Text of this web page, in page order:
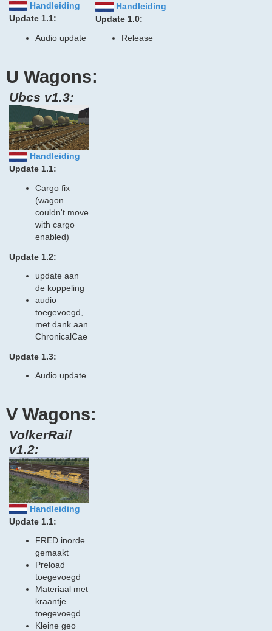
Handleiding
Update 1.1:
Audio update
Handleiding
Update 1.0:
Release
U Wagons:
Ubcs v1.3:
Handleiding
Update 1.1:
Cargo fix
(wagon
couldn't move
with cargo
enabled)
Update 1.2:
update aan
de koppeling
audio
toegevoegd,
met dank aan
ChronicalCae
Update 1.3:
Audio update
V Wagons:
VolkerRail
v1.2:
Handleiding
Update 1.1:
FRED inorde
gemaakt
Preload
toegevoegd
Materiaal met
kraantje
toegevoegd
Kleine geo